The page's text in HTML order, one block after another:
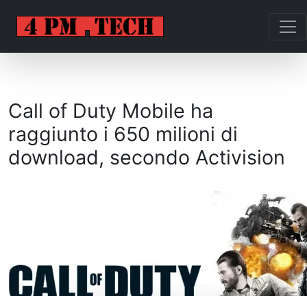
Call of Duty Mobile ha
raggiunto i 650 milioni di
download, secondo Activision